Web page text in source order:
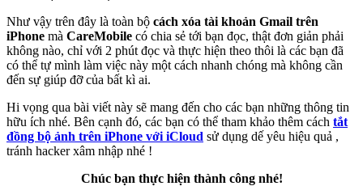
Như vậy trên đây là toàn bộ cách xóa tài khoản Gmail trên
iPhone mà CareMobile có chia sẻ tới bạn đọc, thật đơn giản phải
không nào, chỉ với 2 phút đọc và thực hiện theo thôi là các bạn đã
có thể tự mình làm việc này một cách nhanh chóng mà không cần
đến sự giúp đỡ của bất kì ai.
Hi vọng qua bài viết này sẽ mang đến cho các bạn những thông tin
hữu ích nhé. Bên cạnh đó, các bạn có thể tham khảo thêm cách tắt
đồng bộ ảnh trên iPhone với iCloud sử dụng dế yêu hiệu quả ,
tránh hacker xâm nhập nhé !
Chúc bạn thực hiện thành công nhé!